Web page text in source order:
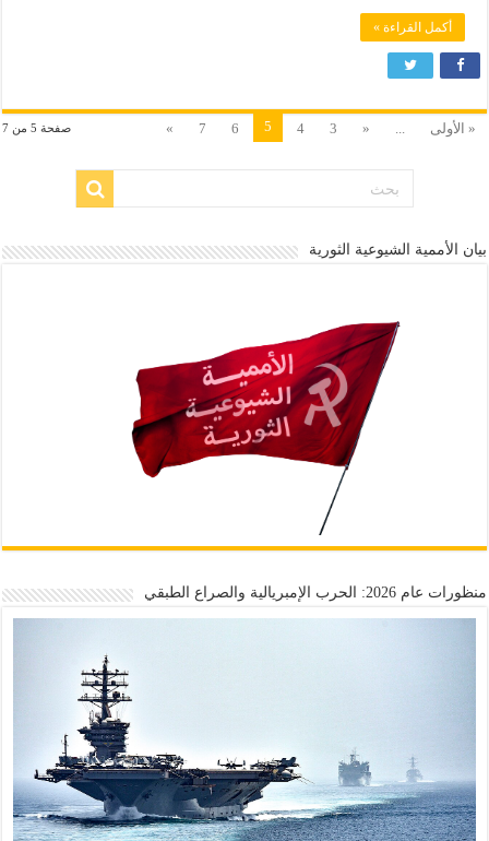
أكمل القراءة »
صفحة 5 من 7 « الأولى ...
«
3
4
5
6
7
»
بيان الأممية الشيوعية الثورية
منظورات عام 2026: الحرب الإمبريالية والصراع الطبقي